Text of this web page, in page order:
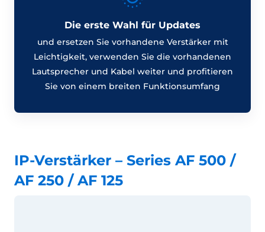
Die erste Wahl für Updates
und ersetzen Sie vorhandene Verstärker mit
Leichtigkeit, verwenden Sie die vorhandenen
Lautsprecher und Kabel weiter und profitieren
Sie von einem breiten Funktionsumfang
IP-Verstärker – Series AF 500 /
AF 250 / AF 125